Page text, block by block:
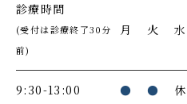
診療時間
(受付は診療終了30分
前)
月 火 水
9:30-13:00 ● ● 休